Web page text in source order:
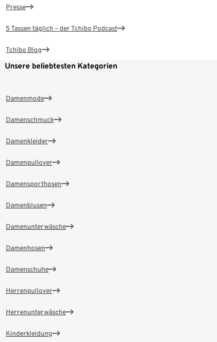
Presse
5 Tassen täglich – der Tchibo Podcast
Tchibo Blog
Unsere beliebtesten Kategorien
Damenmode
Damenschmuck
Damenkleider
Damenpullover
Damensporthosen
Damenblusen
Damenunterwäsche
Damenhosen
Damenschuhe
Herrenpullover
Herrenunterwäsche
Kinderkleidung